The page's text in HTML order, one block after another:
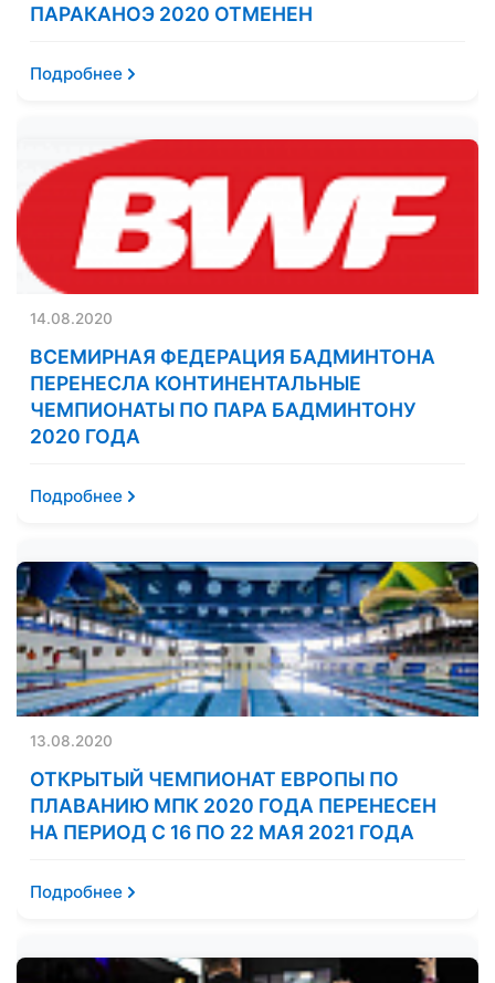
ПАРАКАНОЭ 2020 ОТМЕНЕН
Подробнее
14.08.2020
ВСЕМИРНАЯ ФЕДЕРАЦИЯ БАДМИНТОНА
ПЕРЕНЕСЛА КОНТИНЕНТАЛЬНЫЕ
ЧЕМПИОНАТЫ ПО ПАРА БАДМИНТОНУ
2020 ГОДА
Подробнее
13.08.2020
ОТКРЫТЫЙ ЧЕМПИОНАТ ЕВРОПЫ ПО
ПЛАВАНИЮ МПК 2020 ГОДА ПЕРЕНЕСЕН
НА ПЕРИОД С 16 ПО 22 МАЯ 2021 ГОДА
Подробнее